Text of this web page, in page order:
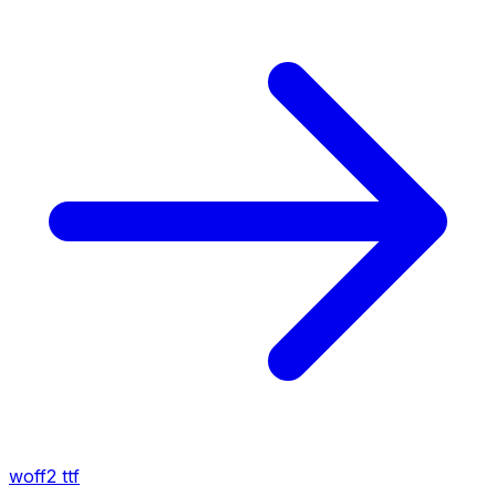
woff2 ttf